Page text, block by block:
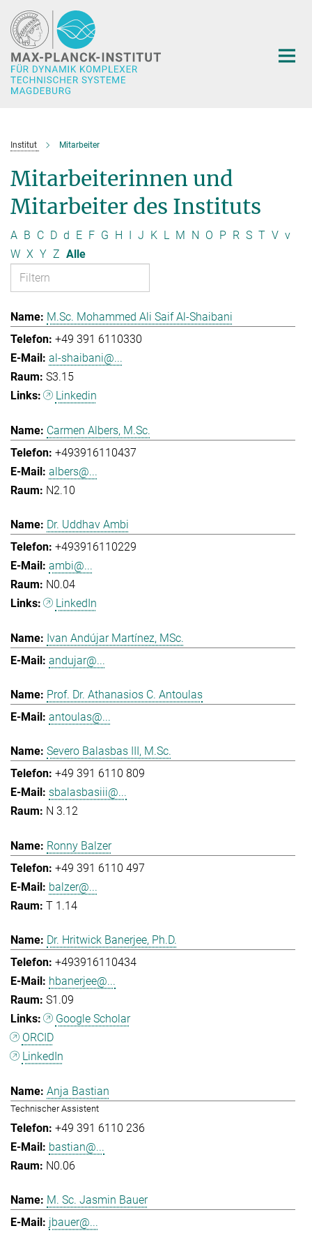
Hauptinhalt
Institut Mitarbeiter
Mitarbeiterinnen und
Mitarbeiter des Instituts
A B C D d E F G H I J K L M N O P R S T V v
W X Y Z Alle
M.Sc. Mohammed Ali Saif Al-Shaibani
+49 391 6110330
al-shaibani@...
S3.15
Linkedin
Carmen Albers, M.Sc.
+493916110437
albers@...
N2.10
Dr. Uddhav Ambi
+493916110229
ambi@...
N0.04
LinkedIn
Ivan Andújar Martínez, MSc.
andujar@...
Prof. Dr. Athanasios C. Antoulas
antoulas@...
Severo Balasbas III, M.Sc.
+49 391 6110 809
sbalasbasiii@...
N 3.12
Ronny Balzer
+49 391 6110 497
balzer@...
T 1.14
Dr. Hritwick Banerjee, Ph.D.
+493916110434
hbanerjee@...
S1.09
Google Scholar
ORCID
LinkedIn
Anja Bastian
Technischer Assistent
+49 391 6110 236
bastian@...
N0.06
M. Sc. Jasmin Bauer
jbauer@...